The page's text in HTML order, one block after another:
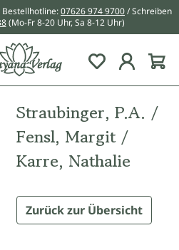
07626 974 9700/ Schreiben
(Mo-Fr 8-20 Uhr, Sa 8-12 Uhr)
Du hast 0
Straubinger, P.A. /
Fensl, Margit /
Karre, Nathalie
Zurück zur Übersicht